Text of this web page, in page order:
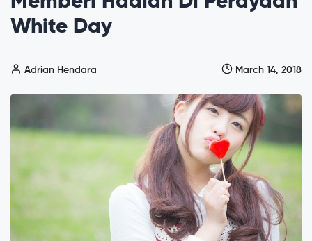
White Day
Adrian Hendara March 14, 2018